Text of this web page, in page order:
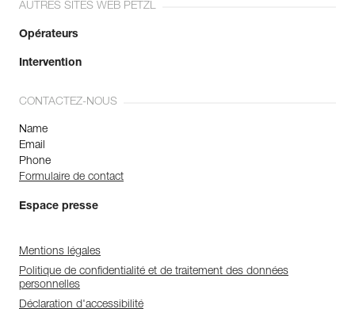
AUTRES SITES WEB PETZL
Opérateurs
Intervention
CONTACTEZ-NOUS
Name
Email
Phone
Formulaire de contact
Espace presse
Mentions légales
Politique de confidentialité et de traitement des données
personnelles
Déclaration d'accessibilité